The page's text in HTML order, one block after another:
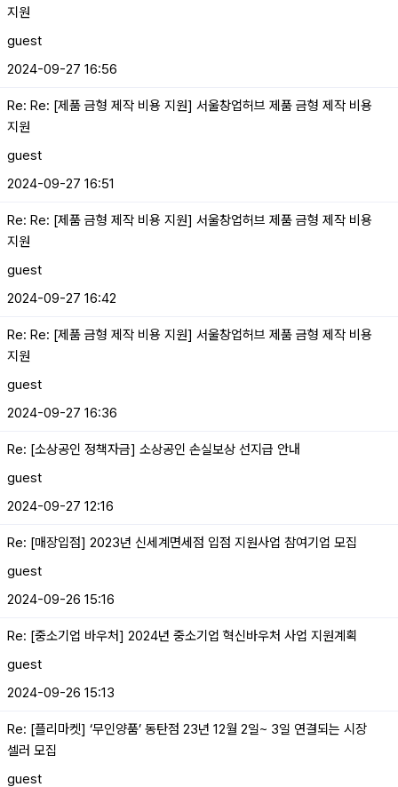
지원
guest
2024-09-27 16:56
Re: Re: [제품 금형 제작 비용 지원] 서울창업허브 제품 금형 제작 비용
지원
guest
2024-09-27 16:51
Re: Re: [제품 금형 제작 비용 지원] 서울창업허브 제품 금형 제작 비용
지원
guest
2024-09-27 16:42
Re: Re: [제품 금형 제작 비용 지원] 서울창업허브 제품 금형 제작 비용
지원
guest
2024-09-27 16:36
Re: [소상공인 정책자금] 소상공인 손실보상 선지급 안내
guest
2024-09-27 12:16
Re: [매장입점] 2023년 신세계면세점 입점 지원사업 참여기업 모집
guest
2024-09-26 15:16
Re: [중소기업 바우처] 2024년 중소기업 혁신바우처 사업 지원계획
guest
2024-09-26 15:13
Re: [플리마켓] ‘무인양품’ 동탄점 23년 12월 2일~ 3일 연결되는 시장
셀러 모집
guest